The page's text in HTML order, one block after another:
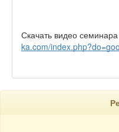
Скачать видео
ka.com/